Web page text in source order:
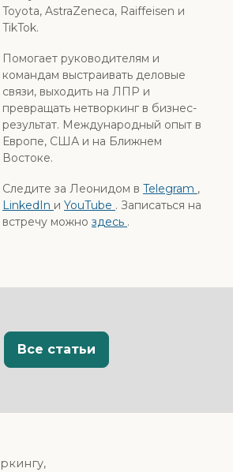
Toyota, AstraZeneca, Raiffeisen и
TikTok.
Помогает руководителям и
командам выстраивать деловые
связи, выходить на ЛПР и
превращать нетворкинг в бизнес-
результат. Международный опыт в
Европе, США и на Ближнем
Востоке.
Следите за Леонидом в Telegram ,
LinkedIn и YouTube . Записаться на
встречу можно здесь .
Все статьи